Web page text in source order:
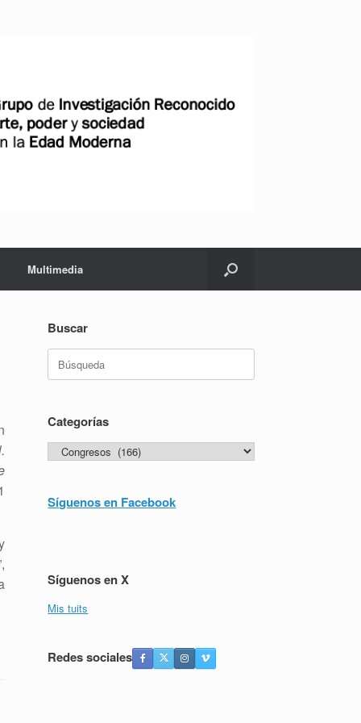
Multimedia
Buscar
Buscar:
Categorías
Categorías
Síguenos en Facebook
Síguenos en X
Mis tuits
Redes sociales